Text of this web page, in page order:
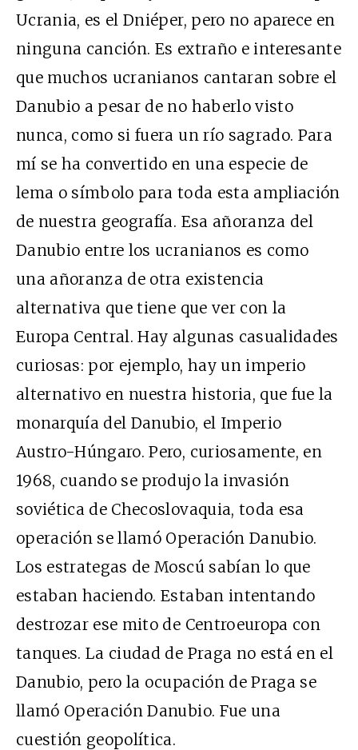
Ucrania, es el Dniéper, pero no aparece en
ninguna canción. Es extraño e interesante
que muchos ucranianos cantaran sobre el
Danubio a pesar de no haberlo visto
nunca, como si fuera un río sagrado. Para
mí se ha convertido en una especie de
lema o símbolo para toda esta ampliación
de nuestra geografía. Esa añoranza del
Danubio entre los ucranianos es como
una añoranza de otra existencia
alternativa que tiene que ver con la
Europa Central. Hay algunas casualidades
curiosas: por ejemplo, hay un imperio
alternativo en nuestra historia, que fue la
monarquía del Danubio, el Imperio
Austro-Húngaro. Pero, curiosamente, en
1968, cuando se produjo la invasión
soviética de Checoslovaquia, toda esa
operación se llamó Operación Danubio.
Los estrategas de Moscú sabían lo que
estaban haciendo. Estaban intentando
destrozar ese mito de Centroeuropa con
tanques. La ciudad de Praga no está en el
Danubio, pero la ocupación de Praga se
llamó Operación Danubio. Fue una
cuestión geopolítica.